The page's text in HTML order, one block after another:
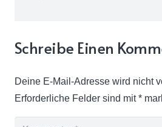
Schreibe Einen
Deine E-Mail-Adresse wird nicht
Erforderliche Felder sind mit*